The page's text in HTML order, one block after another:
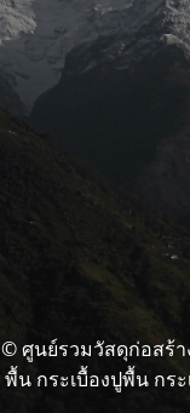
© ศูนย์รวมวัสดุก่อสร้า
พื้น กระเบื้องปูพื้น กร